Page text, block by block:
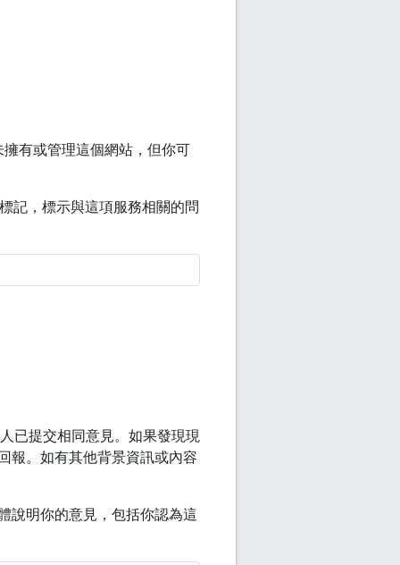
有或管理這個網站，但你可
標記，標示與這項服務相關的問
已提交相同意見。如果發現現
報。如有其他背景資訊或內容
說明你的意見，包括你認為這